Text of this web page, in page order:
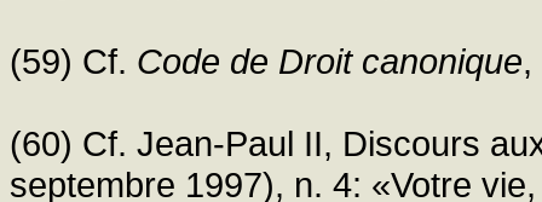
(59) Cf. Code de Droit canonique
(60) Cf. Jean-Paul II, Discours
septembre 1997), n. 4: «Votre